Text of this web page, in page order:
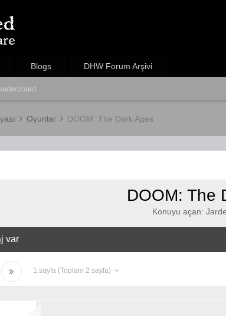
Blogs DHW Forum Arşivi
Oyunlar DOOM: The Dark Ages
DOOM: The
Konuyu açan:
var
1.sayfa (Toplam 2 sayfa)